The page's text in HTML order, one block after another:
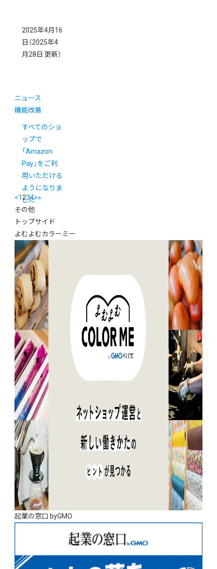
2025年4月16
日 （2025年4
月28日 更新）
ニュース
機能改善
すべてのショ
ップで
「Amazon
Pay」をご利
用いただける
ようになりま
した
<1234>»
その他
トップサイド
よむよむカラーミー
起業の窓口 byGMO